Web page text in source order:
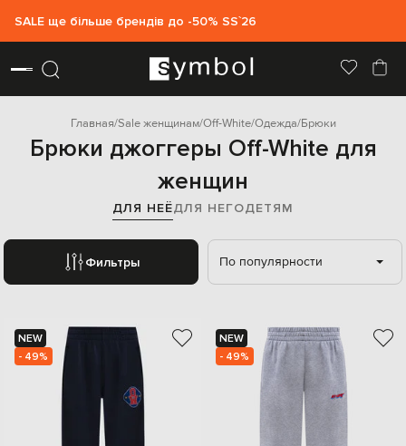
SALE ще більше брендів до -50% SS`26
Главная Sale женщинам Off-White Одежда Брюки
Брюки джоггеры Off-White для
женщин
ДЛЯ НЕЁДЛЯ НЕГОДЕТЯМ
Фильтры По популярности
NEW
- 49%
NEW
- 49%